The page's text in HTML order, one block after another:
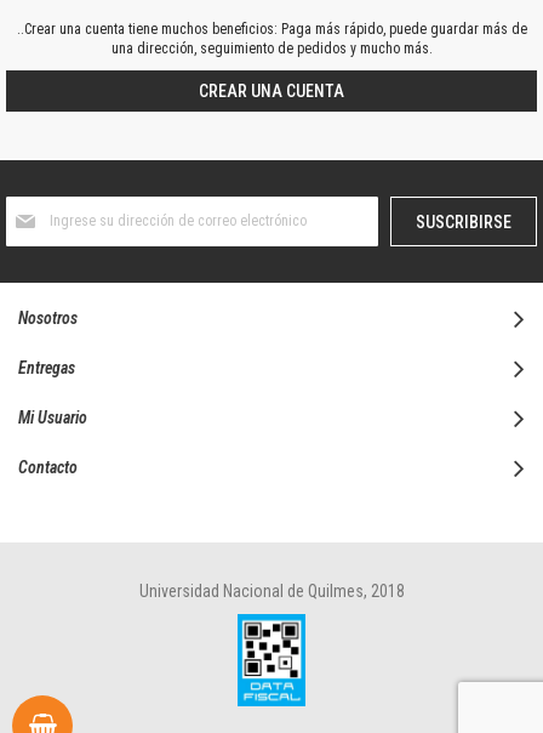
..Crear una cuenta tiene muchos beneficios: Paga más rápido, puede guardar más de
una dirección, seguimiento de pedidos y mucho más.
CREAR UNA CUENTA
boletín
SUSCRIBIRSE
Nosotros
Entregas
Mi Usuario
Contacto
Universidad Nacional de Quilmes, 2018